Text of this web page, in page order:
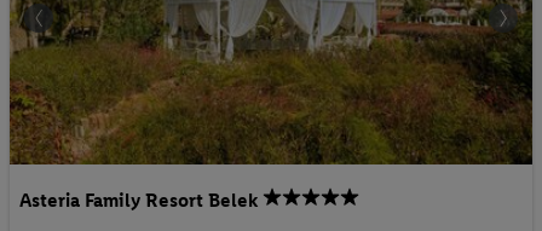
Asteria Family Resort Belek